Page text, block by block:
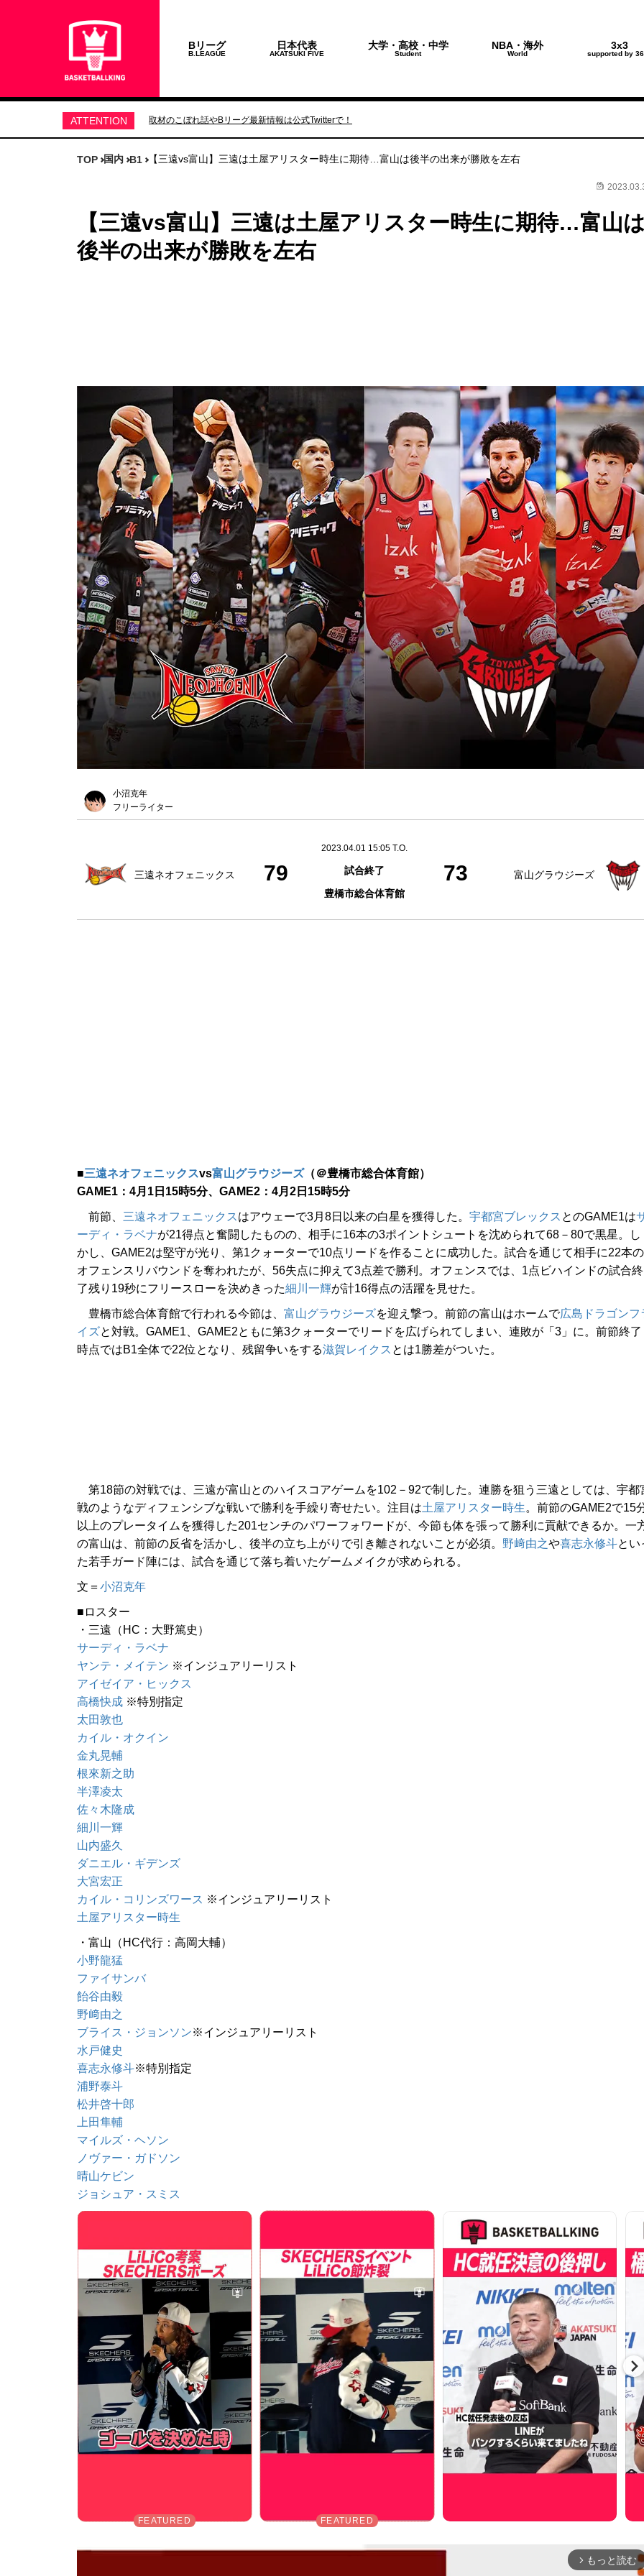
Bリーグ
B.LEAGUE
日本代表
AKATSUKI FIVE
大学・高校・中学
Student
NBA・海外
World
3x3
supported by
ATTENTION 取材のこぼれ話やBリーグ最新情報は公式Twitterで！
TOP 国内 B1 【三遠vs富山】三遠は土屋アリスター時生に期待…富山は後半の出来が勝敗を左右
【三遠vs富山】三遠は土屋アリスター時生に期待…富山は
後半の出来が勝敗を左右
小沼克年
フリーライター
三遠ネオフェニックス 79
2023.04.01 15:05 T.O.
試合終了
豊橋市総合体育館
73 富山グラウジーズ
■三遠ネオフェニックスvs富山グラウジーズ（＠豊橋市総合体育館）
GAME1：4月1日15時5分、GAME2：4月2日15時5分
前節、 三遠ネオフェニックスはアウェーで3月8日以来の白星を獲得した。 宇都宮ブレックス とのGAME1は
ーディ・ラベナが21得点と奮闘したものの、相手に16本の3ポイントシュートを沈められて68－80で黒星。し
かし、GAME2は堅守が光り、第1クォーターで10点リードを作ることに成功した。試合を通じて相手に22本の
オフェンスリバウンドを奪われたが、56失点に抑えて3点差で勝利。オフェンスでは、1点ビハインドの試合終
了残り19秒にフリースローを決めきった細川一輝が計16得点の活躍を見せた。
豊橋市総合体育館で行われる今節は、 富山グラウジーズを迎え撃つ。前節の富山はホームで広島ドラゴンフ
イズと対戦。GAME1、GAME2ともに第3クォーターでリードを広げられてしまい、連敗が「3」に。前節終了
時点ではB1全体で22位となり、残留争いをする滋賀レイクス とは1勝差がついた。
第18節の対戦では、三遠が富山とのハイスコアゲームを102－92で制した。連勝を狙う三遠としては、宇都
戦のようなディフェンシブな戦いで勝利を手繰り寄せたい。注目は土屋アリスター時生。前節のGAME2で15
以上のプレータイムを獲得した201センチのパワーフォワードが、今節も体を張って勝利に貢献できるか。一
の富山は、前節の反省を活かし、後半の立ち上がりで引き離されないことが必須。 野﨑由之や喜志永修斗とい
た若手ガード陣には、試合を通じて落ち着いたゲームメイクが求められる。
文＝ 小沼克年
■ロスター
・三遠（HC：大野篤史）
サーディ・ラベナ
ヤンテ・メイテン ※インジュアリーリスト
アイゼイア・ヒックス
高橋快成 ※特別指定
太田敦也
カイル・オクイン
金丸晃輔
根來新之助
半澤凌太
佐々木隆成
細川一輝
山内盛久
ダニエル・ギデンズ
大宮宏正
カイル・コリンズワース ※インジュアリーリスト
土屋アリスター時生
・富山（HC代行：高岡大輔）
小野龍猛
ファイサンバ
飴谷由毅
野﨑由之
ブライス・ジョンソン※インジュアリーリスト
水戸健史
喜志永修斗※特別指定
浦野泰斗
松井啓十郎
上田隼輔
マイルズ・ヘソン
ノヴァー・ガドソン
晴山ケビン
ジョシュア・スミス
arrow_forward_ios もっと読む